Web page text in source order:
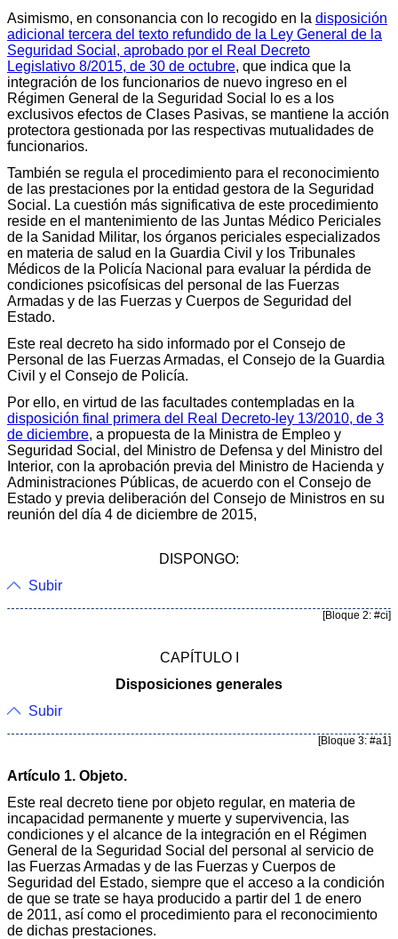
Asimismo, en consonancia con lo recogido en la disposición
adicional tercera del texto refundido de la Ley General de la
Seguridad Social, aprobado por el Real Decreto
Legislativo 8/2015, de 30 de octubre, que indica que la
integración de los funcionarios de nuevo ingreso en el
Régimen General de la Seguridad Social lo es a los
exclusivos efectos de Clases Pasivas, se mantiene la acción
protectora gestionada por las respectivas mutualidades de
funcionarios.
También se regula el procedimiento para el reconocimiento
de las prestaciones por la entidad gestora de la Seguridad
Social. La cuestión más significativa de este procedimiento
reside en el mantenimiento de las Juntas Médico Periciales
de la Sanidad Militar, los órganos periciales especializados
en materia de salud en la Guardia Civil y los Tribunales
Médicos de la Policía Nacional para evaluar la pérdida de
condiciones psicofísicas del personal de las Fuerzas
Armadas y de las Fuerzas y Cuerpos de Seguridad del
Estado.
Este real decreto ha sido informado por el Consejo de
Personal de las Fuerzas Armadas, el Consejo de la Guardia
Civil y el Consejo de Policía.
Por ello, en virtud de las facultades contempladas en la
disposición final primera del Real Decreto-ley 13/2010, de 3
de diciembre, a propuesta de la Ministra de Empleo y
Seguridad Social, del Ministro de Defensa y del Ministro del
Interior, con la aprobación previa del Ministro de Hacienda y
Administraciones Públicas, de acuerdo con el Consejo de
Estado y previa deliberación del Consejo de Ministros en su
reunión del día 4 de diciembre de 2015,
DISPONGO:
Subir
[Bloque 2: #ci]
CAPÍTULO I
Disposiciones generales
Subir
[Bloque 3: #a1]
Artículo 1. Objeto.
Este real decreto tiene por objeto regular, en materia de
incapacidad permanente y muerte y supervivencia, las
condiciones y el alcance de la integración en el Régimen
General de la Seguridad Social del personal al servicio de
las Fuerzas Armadas y de las Fuerzas y Cuerpos de
Seguridad del Estado, siempre que el acceso a la condición
de que se trate se haya producido a partir del 1 de enero
de 2011, así como el procedimiento para el reconocimiento
de dichas prestaciones.